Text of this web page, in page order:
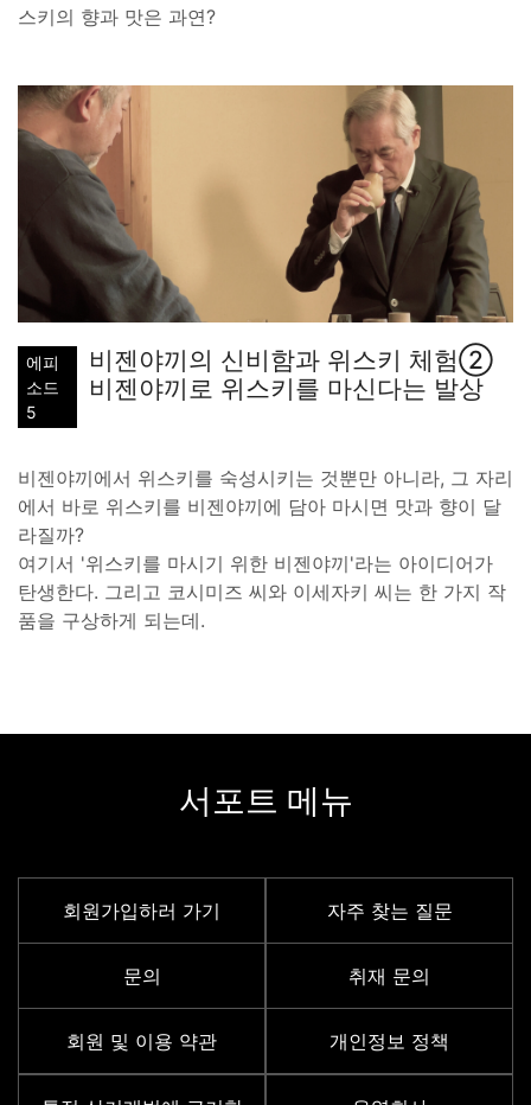
스키의 향과 맛은 과연?
에피
소드
5
비젠야끼의 신비함과 위스키 체험②
비젠야끼로 위스키를 마신다는 발상
비젠야끼에서 위스키를 숙성시키는 것뿐만 아니라, 그 자리
에서 바로 위스키를 비젠야끼에 담아 마시면 맛과 향이 달
라질까?
여기서 '위스키를 마시기 위한 비젠야끼'라는 아이디어가
탄생한다. 그리고 코시미즈 씨와 이세자키 씨는 한 가지 작
품을 구상하게 되는데.
서포트 메뉴
회원가입하러 가기 자주 찾는 질문
문의 취재 문의
회원 및 이용 약관 개인정보 정책